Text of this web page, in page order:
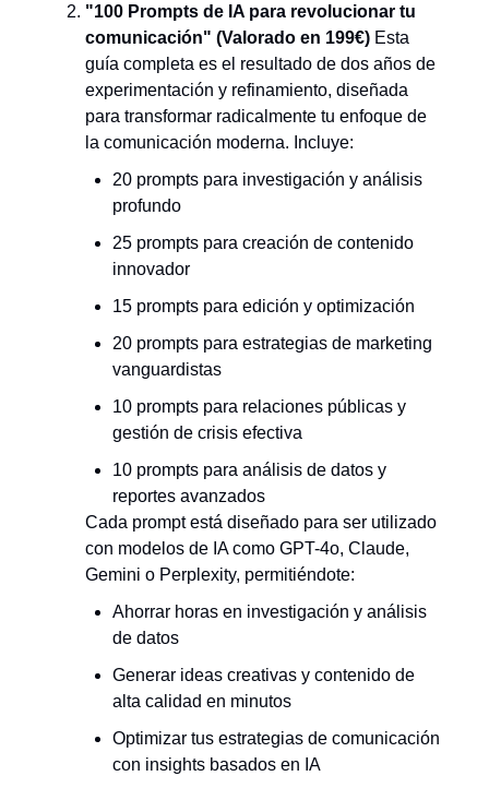
"100 Prompts de IA para revolucionar tu
comunicación" (Valorado en 199€) Esta
guía completa es el resultado de dos años de
experimentación y refinamiento, diseñada
para transformar radicalmente tu enfoque de
la comunicación moderna. Incluye:
20 prompts para investigación y análisis
profundo
25 prompts para creación de contenido
innovador
15 prompts para edición y optimización
20 prompts para estrategias de marketing
vanguardistas
10 prompts para relaciones públicas y
gestión de crisis efectiva
10 prompts para análisis de datos y
reportes avanzados
Cada prompt está diseñado para ser utilizado
con modelos de IA como GPT-4o, Claude,
Gemini o Perplexity, permitiéndote:
Ahorrar horas en investigación y análisis
de datos
Generar ideas creativas y contenido de
alta calidad en minutos
Optimizar tus estrategias de comunicación
con insights basados en IA